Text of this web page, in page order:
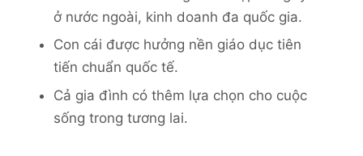
ở nước ngoài, kinh doanh đa quốc gia.
Con cái được hưởng nền giáo dục tiên
tiến chuẩn quốc tế.
Cả gia đình có thêm lựa chọn cho cuộc
sống trong tương lai.